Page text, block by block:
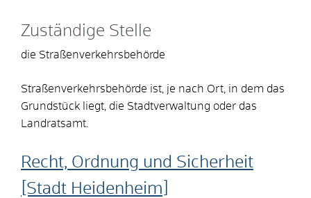
Zuständige Stelle
die Straßenverkehrsbehörde
Straßenverkehrsbehörde ist, je nach Ort, in dem das
Grundstück liegt, die Stadtverwaltung oder das
Landratsamt.
Recht, Ordnung und Sicherheit
[Stadt Heidenheim]